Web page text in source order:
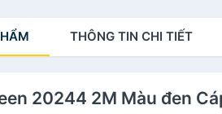
THÔNG TIN CHI TIẾT
20244 2M Màu đen